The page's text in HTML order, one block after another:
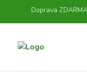
Doprava ZDARMA